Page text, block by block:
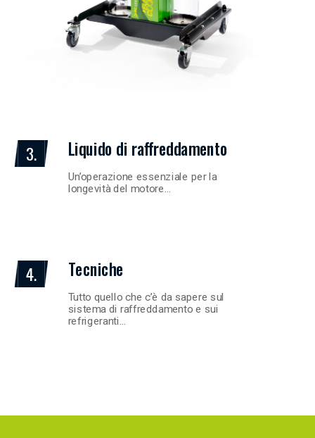
3. Liquido di raffreddamento
Un’operazione essenziale per la
longevità del motore…
4. Tecniche
Tutto quello che c’è da sapere sul
sistema di raffreddamento e sui
refrigeranti…